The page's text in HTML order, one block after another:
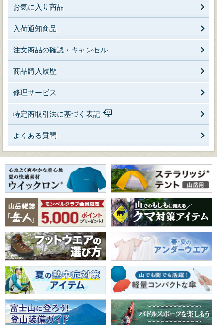
お気に入り商品
入荷通知商品
注文商品の確認・キャンセル
商品購入履歴
修理サービス
特定商取引法に基づく表記
よくある質問